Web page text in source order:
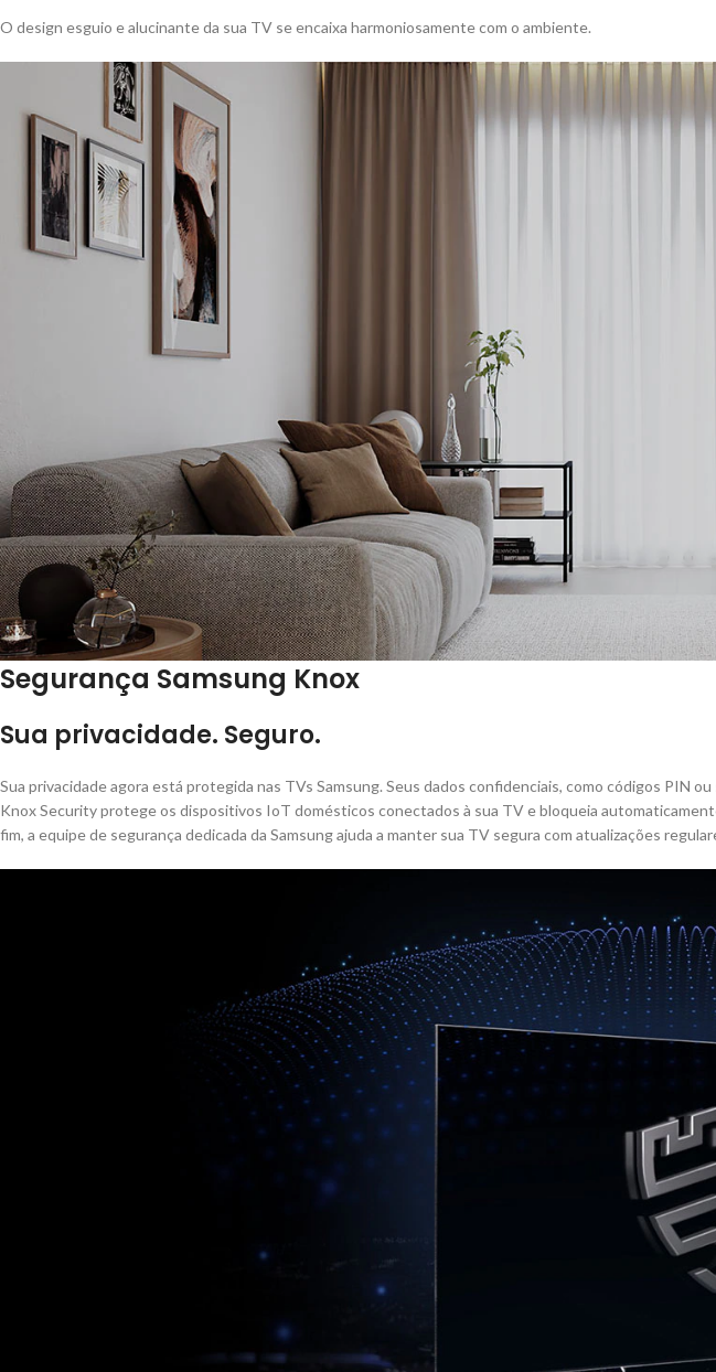
O design esguio e alucinante da sua TV se encaixa harmoniosamente com o ambiente.
Segurança Samsung Knox
Sua privacidade. Seguro.
Sua privacidade agora está protegida nas TVs Samsung. Seus dados confidenciais, como códigos PIN
Knox Security protege os dispositivos IoT domésticos conectados à sua TV e bloqueia
fim, a equipe de segurança dedicada da Samsung ajuda a manter sua TV segura com atualizações